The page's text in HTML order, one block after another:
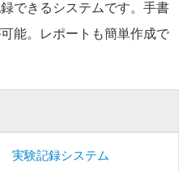
できるシステムです。手書
能。レポートも簡単作成で
実験記録システム